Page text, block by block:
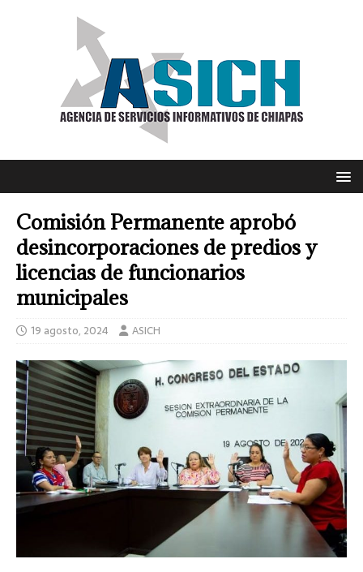
Comisión Permanente aprobó
desincorporaciones de predios y
licencias de funcionarios
municipales
19 agosto, 2024 ASICH